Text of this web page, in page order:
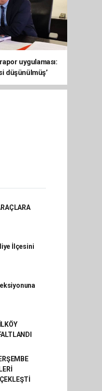
uygulaması:
düşünülmüş’
İlçesini